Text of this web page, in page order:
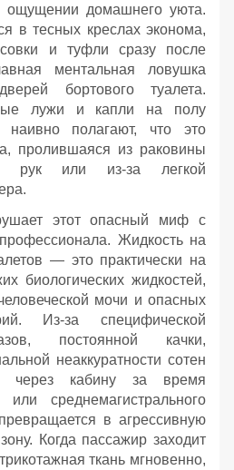
ощущении домашнего уюта.
в тесных креслах эконома,
и туфли сразу после
ментальная ловушка
бортового туалета.
лужи и капли на полу
наивно полагают, что это
пролившаяся из раковины
или из-за легкой
этот опасный миф с
Жидкость на
— это практически на
биологических жидкостей,
мочи и опасных
Из-за специфической
постоянной качки,
неаккуратности сотен
через кабину за время
или среднемагистрального
в агрессивную
Когда пассажир заходит
ткань мгновенно,